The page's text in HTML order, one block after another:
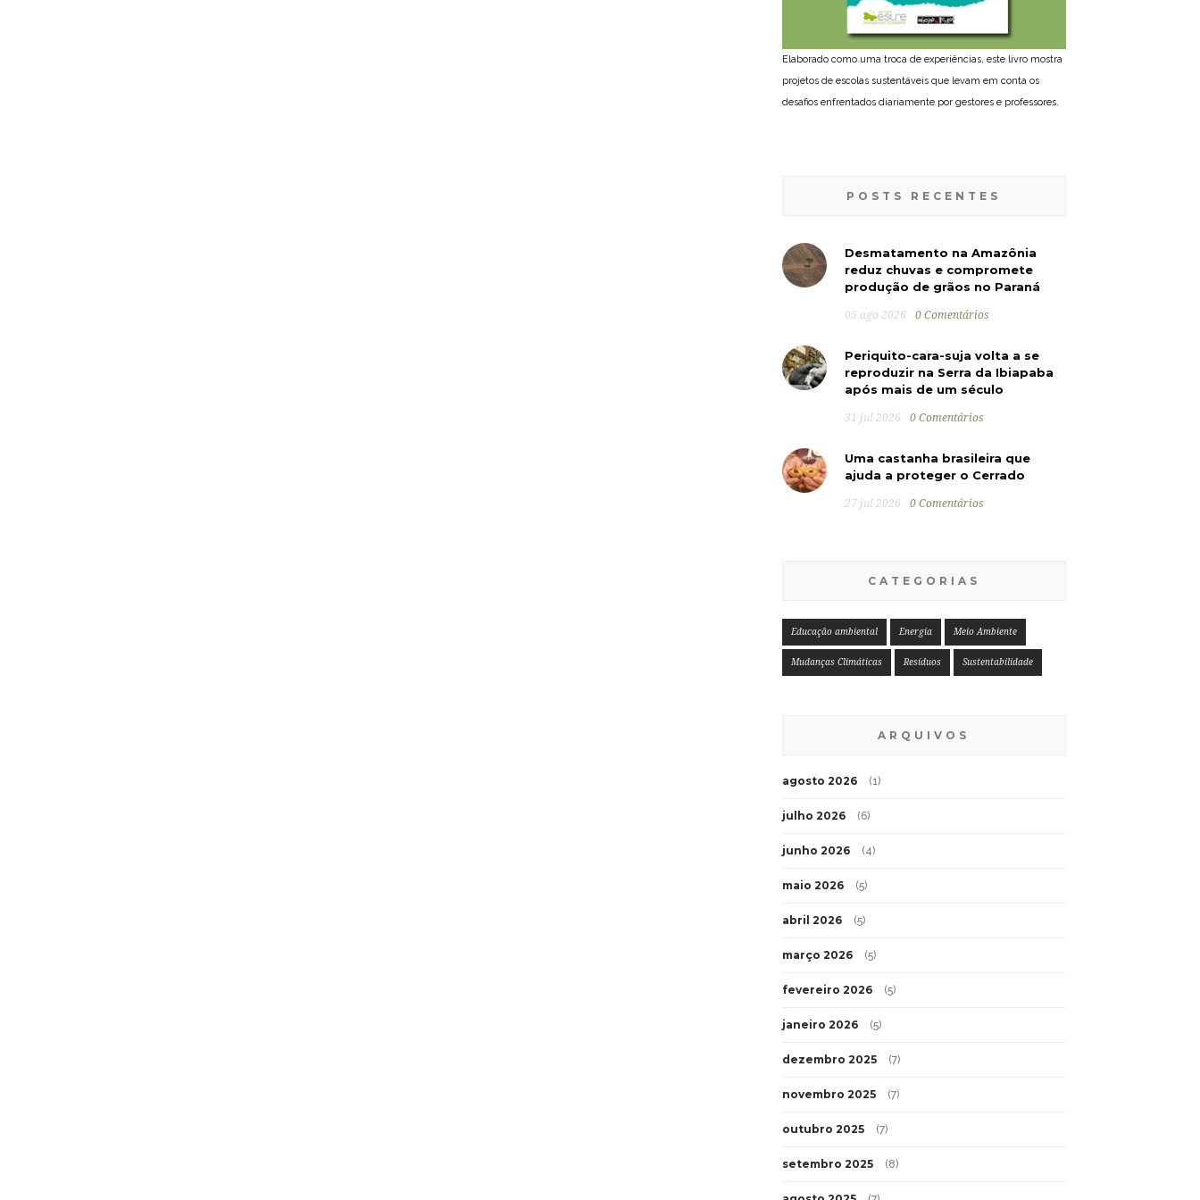
Elaborado como uma troca de experiências, este livro mostra
projetos de escolas sustentáveis que levam em conta os
desafios enfrentados diariamente por gestores e professores.
POSTS RECENTES
Desmatamento na Amazônia
reduz chuvas e compromete
produção de grãos no Paraná
05 ago 2026 0 Comentários
Periquito-cara-suja volta a se
reproduzir na Serra da Ibiapaba
após mais de um século
31 jul 2026 0 Comentários
Uma castanha brasileira que
ajuda a proteger o Cerrado
27 jul 2026 0 Comentários
CATEGORIAS
Educação ambiental Energia Meio Ambiente
Mudanças Climáticas Resíduos Sustentabilidade
ARQUIVOS
agosto 2026 (1)
julho 2026 (6)
junho 2026 (4)
maio 2026 (5)
abril 2026 (5)
março 2026 (5)
fevereiro 2026 (5)
janeiro 2026 (5)
dezembro 2025 (7)
novembro 2025 (7)
outubro 2025 (7)
setembro 2025 (8)